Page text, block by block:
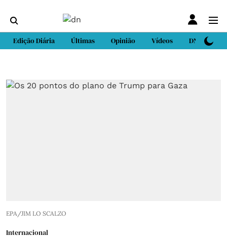
Edição Diária Últimas Opinião Vídeos DN Sport
EPA/JIM LO SCALZO
Internacional